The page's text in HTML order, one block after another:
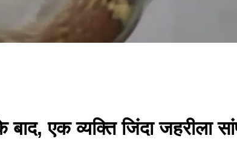
बाद, एक व्यक्ति जिंदा